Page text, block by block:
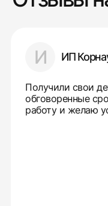
И ИП
Получили свои
обговоренные
работу и желаю